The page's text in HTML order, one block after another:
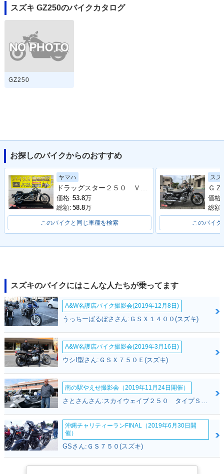
スズキ GZ250のバイクカタログ
GZ250
お探しのバイクからのおすすめ
ヤマハ
価格: 53.8万
総額: 58.8万
このバイクと同じ車種を検索
スズ
価格:
総額:
このバイク
スズキのバイクにはこんな人たちが乗ってます
A&W名護店バイク撮影会(2019年12月8日)
うっちーばるぼささん:ＧＳＸ１４００(スズキ)
A&W名護店バイク撮影会(2019年3月16日)
ウシI型さん:ＧＳＸ７５０Ｅ(スズキ)
南の駅やえせ撮影会（2019年11月24日開催）
沖縄チャリティーランFINAL（2019年6月30日開
催）
GSさん:ＧＳ７５０(スズキ)